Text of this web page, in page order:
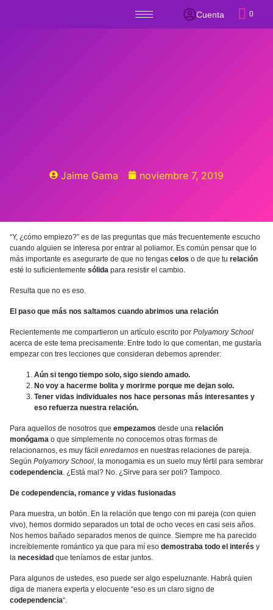
Cuenta 0
Jaime Gama noviembre 7, 2019
“Y, ¿cómo empiezo?” es de las preguntas que más frecuentemente escucho
cuando alguien se interesa por entrar al poliamor. Es común pensar que lo
más importante es asegurarte de que no tengas celos o de que tu relación
esté lo suficientemente sólida para resistir el cambio.
Resulta que no es eso.
El paso que más nos saltamos cuando abrimos una relación
Recientemente me compartieron un artículo escrito por Polyamory School
acerca de este tema precisamente. Entre todo lo que comentan, me gustaría
empezar con tres lecciones que consideran debemos aprender:
Aún si tengo tiempo solo, sigo siendo amado.
No voy a hacerme bolita y morirme porque me dejan solo.
Tener vidas individuales nos hace personas más interesantes y
eso refuerza nuestra relación.
Para aquellos de nosotros que empezamos desde una relación
monógama o que simplemente no conocemos otras formas de
relacionarnos, es muy fácil enredarnos en nuestras relaciones de pareja.
Según Polyamory School, la monogamia es un suelo muy fértil para sembrar
codependencia. ¿Está mal? No. ¿Sirve para ser poli? Tampoco.
De codependencia, romance y vidas fusionadas
Para muestra, un botón. En la relación que tengo con mi pareja (con quien
vivo), hemos dormido separados un total de ocho veces en casi seis años.
Nos hemos bañado separados menos de quince. Siempre me ha parecido
increíblemente romántico ya que para mí eso demostraba todo el interés y
la necesidad que teníamos de estar juntos.
Para algunos de ustedes, eso puede ser algo espeluznante. Habrá quien
diga de manera experta y elocuente “eso es un claro signo de
codependencia“.